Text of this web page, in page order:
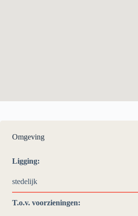
Omgeving
Ligging:
stedelijk
T.o.v. voorzieningen: